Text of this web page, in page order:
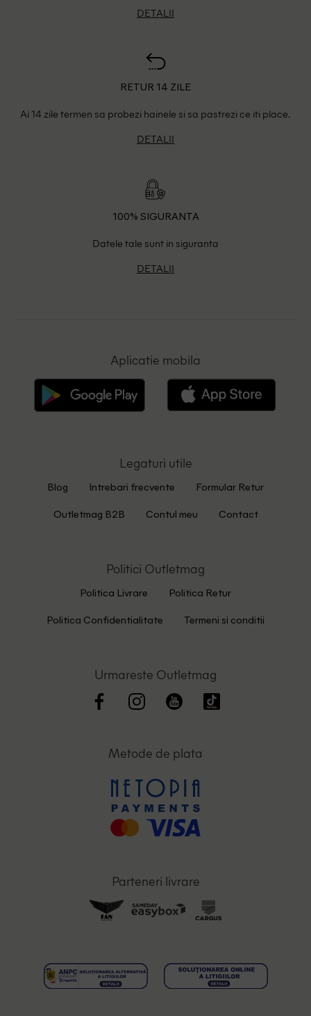
DETALII
RETUR 14 ZILE
Ai 14 zile termen sa probezi hainele si sa pastrezi ce iti place.
DETALII
100% SIGURANTA
Datele tale sunt in siguranta
DETALII
Aplicatie mobila
Legaturi utile
Blog Intrebari frecvente Formular Retur
Outletmag B2B Contul meu Contact
Politici Outletmag
Politica Livrare Politica Retur
Politica Confidentialitate Termeni si conditii
Urmareste Outletmag
Metode de plata
Parteneri livrare